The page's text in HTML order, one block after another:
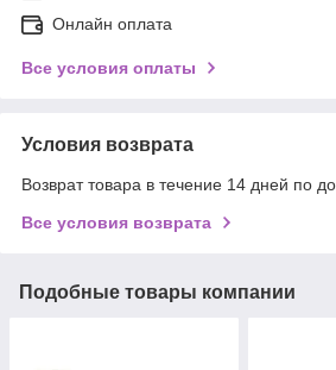
Онлайн оплата
Все условия оплаты
Условия возврата
Возврат товара в течение 14 дней по
Все условия возврата
Подобные товары компании